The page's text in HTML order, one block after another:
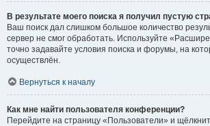
В результате моего поиска я получил пустую
Ваш поиск дал слишком большое количество
сервер не смог обработать. Используйте
точно задавайте условия поиска и форумы, на
осуществлён.
Вернуться к началу
Как мне найти пользователя конференции?
Перейдите на страницу «Пользователи» и